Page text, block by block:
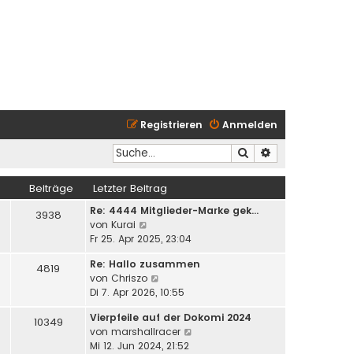
Anmelden
Registrieren
Suche
Beiträge Letzter Beitrag
3938
Re: 4444 Mitglieder-Marke gek…
von Kurai
e
e
s
t
r
B
e
Fr 25. Apr 2025, 23:04
4819
Re: Hallo zusammen
von Chriszo
e
e
s
t
Di 7. Apr 2026, 10:55
10349
Vierpfeile auf der Dokomi 2024
von marshallracer
Mi 12. Jun 2024, 21:52